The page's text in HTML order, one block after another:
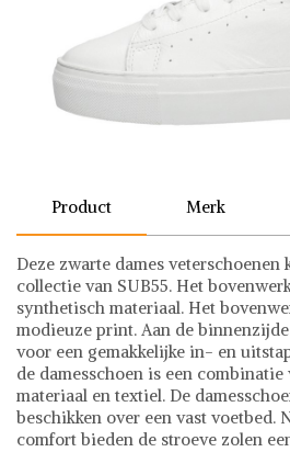
Product Merk
Deze zwarte dames
collectie van SUB55. Het
synthetisch materiaal. Het
modieuze print. Aan de
voor een gemakkelijke in- en
de damesschoen is een
materiaal en textiel. De
beschikken over een vast voetbed.
comfort bieden de stroeve zolen